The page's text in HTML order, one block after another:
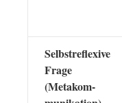
Selbstreflexive
Frage
(Metakom-